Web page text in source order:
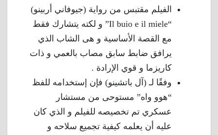
الفيلم مقتبس من رواية (جيوفاني أربينو)
“Il buio e il miele” و لكته يتشارك فقط
مع القصة الأساسية و هى الشاب الذي
يرافق ضابط سابق مصاب بالعمي و ذات
كاريزما و قوي الإرادة .
وفقًا لـ (آل باتشينو) فإن إستخدامه للفظ
“هوو واه” مستوحى من مستشار
عسكري تم تخصيصه للفيلم و الذي كان
عليه أن يعلمه كيفية تجميع سلاحه و